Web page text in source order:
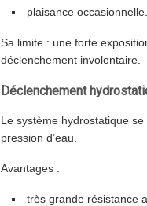
plaisance occasionnelle.
Sa limite : une forte
déclenchement involontaire.
Déclenchement
Le système hydrostatique
pression d’eau.
Avantages :
très grande résistance